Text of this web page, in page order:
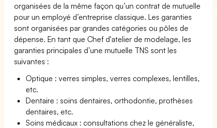
organisées de la même façon qu’un contrat de mutuelle
pour un employé d’entreprise classique. Les garanties
sont organisées par grandes catégories ou pôles de
dépense. En tant que Chef d'atelier de modelage, les
garanties principales d’une mutuelle TNS sont les
suivantes :
Optique : verres simples, verres complexes, lentilles,
etc.
Dentaire : soins dentaires, orthodontie, prothèses
dentaires, etc.
Soins médicaux : consultations chez le généraliste,